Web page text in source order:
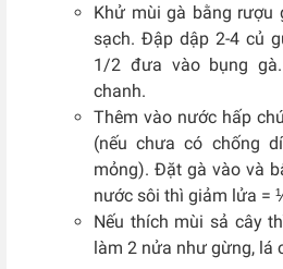
Khử mùi gà bằng rượu
sạch. Đập dập 2-4 củ
1/2 đưa vào bụng
chanh.
Thêm vào nước hấp
(nếu chưa có chống
mỏng). Đặt gà vào và
nước sôi thì giảm lửa =
Nếu thích mùi sả cây
làm 2 nửa như gừng, lá